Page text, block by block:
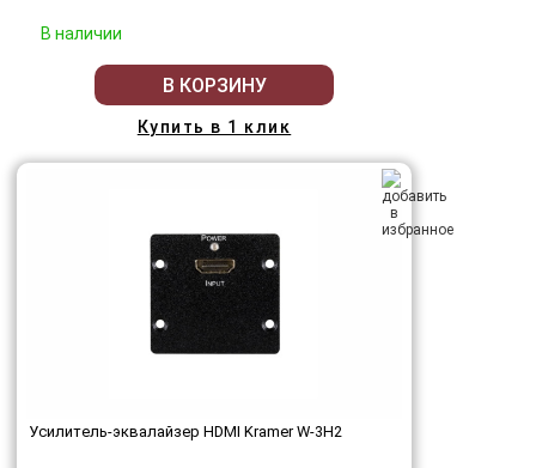
В наличии
В КОРЗИНУ
Купить в 1 клик
Усилитель-эквалайзер HDMI Kramer W-3H2